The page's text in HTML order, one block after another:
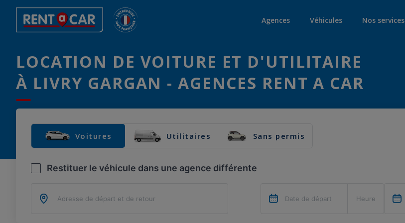
Agences Véhicules Nos services
LOCATION DE VOITURE ET D'UTILITAIRE
À LIVRY GARGAN - AGENCES RENT A CAR
Voitures Utilitaires Sans permis
Restituer le véhicule dans une agence différente